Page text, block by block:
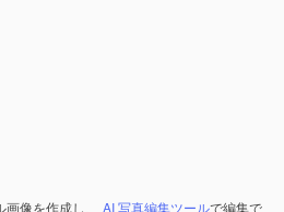
像を作成し、 AI 写真編集ツールで編集で